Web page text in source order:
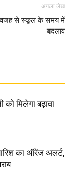
अगला लेख
से स्कूल के समय में
बदलाव
को मिलेगा बढ़ावा
का ऑरेंज अलर्ट,